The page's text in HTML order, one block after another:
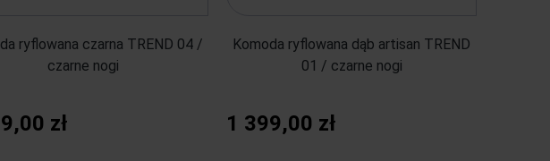
ryflowana czarna TREND 04 /
czarne nogi
zł
Komoda ryflowana dąb artisan TREND
01 / czarne nogi
1 399,00 zł